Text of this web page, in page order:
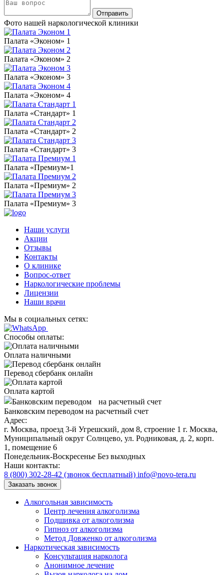
Фото нашей наркологической клиники
Палата «Эконом» 1
Палата «Эконом» 2
Палата «Эконом» 3
Палата «Эконом» 4
Палата «Стандарт» 1
Палата «Стандарт» 2
Палата «Стандарт» 3
Палата «Премиум»1
Палата «Премиум» 2
Палата «Премиум» 3
Наши услуги
Акции
Отзывы
Контакты
О клинике
Вопрос-ответ
Наркологические проблемы
Лицензии
Наши врачи
Мы в социальных сетях:
Способы оплаты:
Оплата наличными
Перевод сбербанк онлайн
Оплата картой
Банковским переводом на расчетный счет
Адрес:
г. Москва, проезд 3-й Угрешский, дом 8, строение 1 г. Москва,
Муниципальный округ Солнцево, ул. Родниковая, д. 2, корп.
1, помещение 6
Понедельник-Воскресенье Без выходных
Наши контакты:
8 (800) 302-28-42 (звонок бесплатный) info@novo-tera.ru
Заказать звонок
Алкогольная зависимость
Центр лечения алкоголизма
Подшивка от алкоголизма
Гипноз от алкоголизма
Метод Довженко от алкоголизма
Наркотическая зависимость
Консультация нарколога
Анонимное лечение